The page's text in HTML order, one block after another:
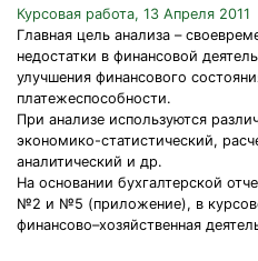
Курсовая работа, 13 Апреля 2011
Главная цель анализа –
недостатки в финансовой
улучшения финансового
платежеспособности.
При анализе используются
экономико-статистический,
аналитический и др.
На основании бухгалтерской
№2 и №5 (приложение), в
финансово–хозяйственная